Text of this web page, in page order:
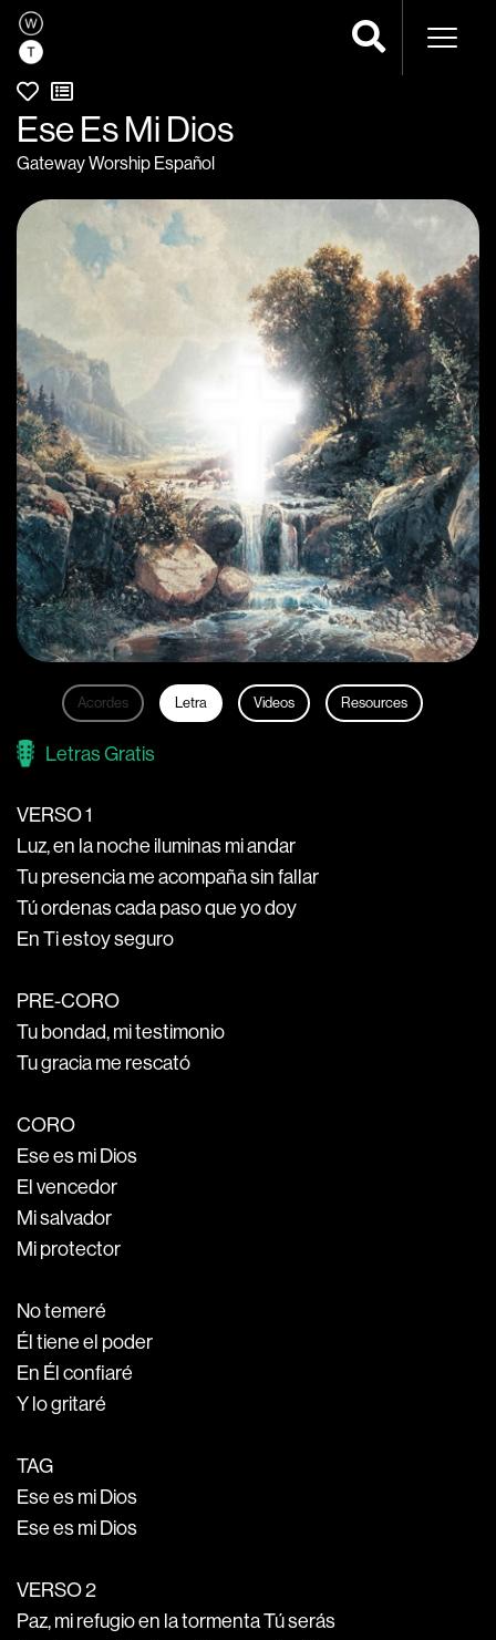
Ese Es Mi Dios
Gateway Worship Español
Acordes Letra Videos Resources
Letras Gratis
VERSO 1
Luz, en la noche iluminas mi andar
Tu presencia me acompaña sin fallar
Tú ordenas cada paso que yo doy
En Ti estoy seguro
PRE-CORO
Tu bondad, mi testimonio
Tu gracia me rescató
CORO
Ese es mi Dios
El vencedor
Mi salvador
Mi protector
No temeré
Él tiene el poder
En Él confiaré
Y lo gritaré
TAG
Ese es mi Dios
Ese es mi Dios
VERSO 2
Paz, mi refugio en la tormenta Tú serás